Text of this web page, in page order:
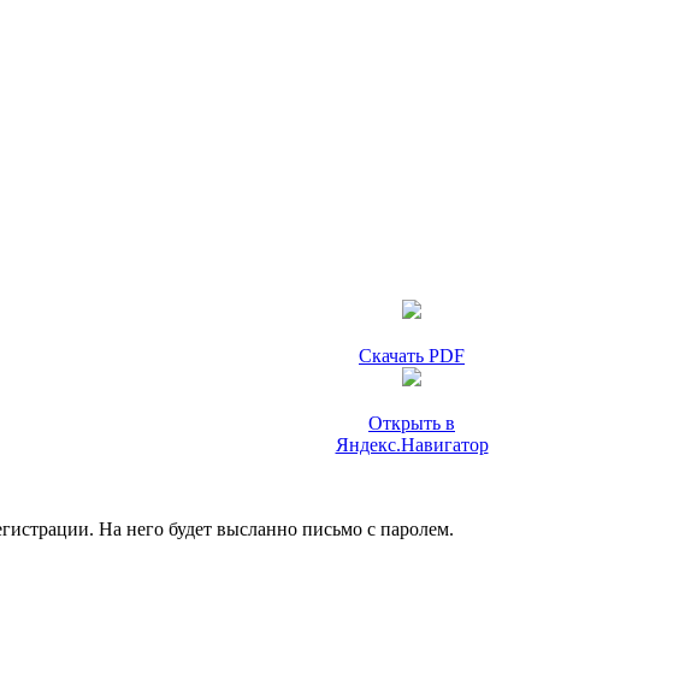
Скачать PDF
Открыть в
Яндекс.Навигатор
На него будет высланно письмо с паролем.